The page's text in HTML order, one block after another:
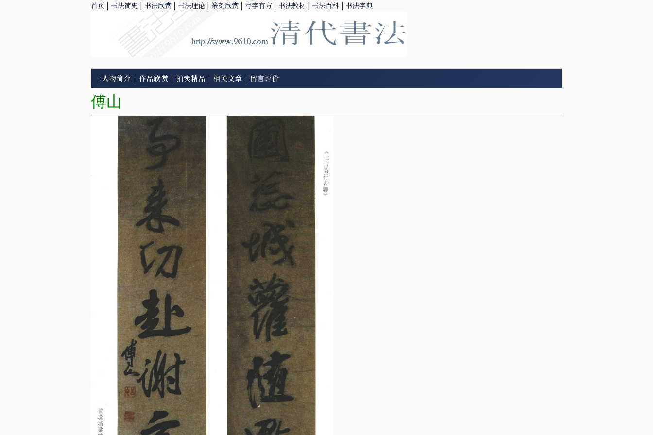
首页 | 书法简史 | 书法欣赏 | 书法理论 | 篆刻欣赏 | 写字有方 | 书法教材 | 书法百科 | 书法字典
; 人物简介 | 作品欣赏 | 拍卖精品 | 相关文章 | 留言评价
傅山